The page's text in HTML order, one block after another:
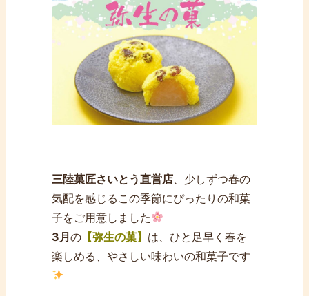
三陸菓匠さいとう直営店、少しずつ春の
気配を感じるこの季節にぴったりの和菓
子をご用意しました
3月の【弥生の菓】 は、ひと足早く春を
楽しめる、やさしい味わいの和菓子です